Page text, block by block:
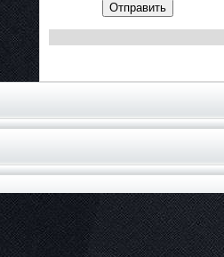
Отправить